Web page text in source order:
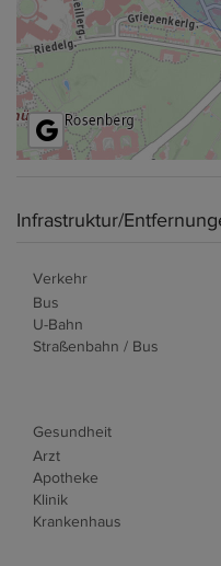
Infrastruktur/
Verkehr
Bus
U-Bahn
Straßenbahn / Bus
Gesundheit
Arzt
Apotheke
Klinik
Krankenhaus